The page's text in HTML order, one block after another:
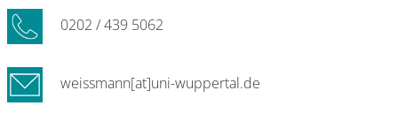
0202 / 439 5062
weissmann[at]uni-wuppertal.de